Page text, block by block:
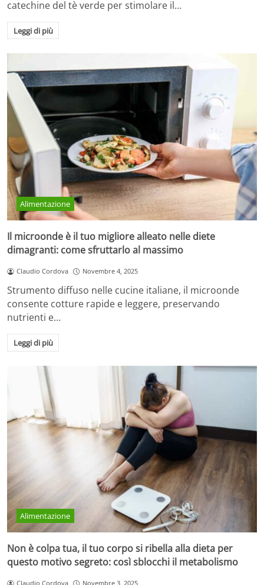
catechine del tè verde per stimolare il…
Leggi di più
Alimentazione
Il microonde è il tuo migliore alleato nelle diete
dimagranti: come sfruttarlo al massimo
Claudio Cordova Novembre 4, 2025
Strumento diffuso nelle cucine italiane, il microonde
consente cotture rapide e leggere, preservando
nutrienti e…
Leggi di più
Alimentazione
Non è colpa tua, il tuo corpo si ribella alla dieta per
questo motivo segreto: così sblocchi il metabolismo
Claudio Cordova Novembre 3, 2025